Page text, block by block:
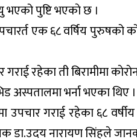
पुष्टि भएकाे छ ।
एक ६८ वर्षिय पुरुषको
रहेका ती बिरामीमा
भर्ना भएका थिए ।
गराई रहेका ६८ वर्षीय
नारायण सिंहले